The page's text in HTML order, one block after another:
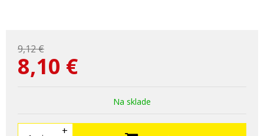
9,12 €
8,10 €
Na sklade
+